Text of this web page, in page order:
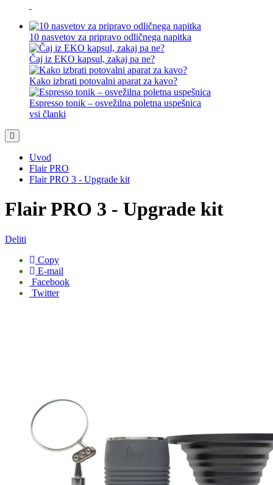
10 nasvetov za pripravo odličnega napitka
Čaj iz EKO kapsul, zakaj pa ne?
Kako izbrati potovalni aparat za kavo?
Espresso tonik – osvežilna poletna uspešnica
vsi članki
Uvod
Flair PRO
Flair PRO 3 - Upgrade kit
Flair PRO 3 - Upgrade kit
Deliti
Copy
E-mail
Facebook
Twitter